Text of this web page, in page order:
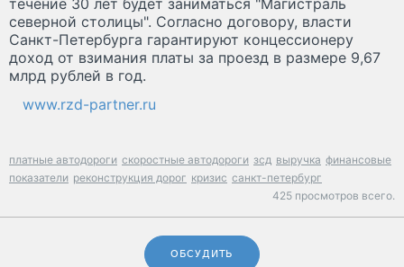
течение 30 лет будет заниматься "Магистраль
северной столицы". Согласно договору, власти
Санкт-Петербурга гарантируют концессионеру
доход от взимания платы за проезд в размере 9,67
млрд рублей в год.
www.rzd-partner.ru
платные автодороги скоростные автодороги зсд выручка финансовые
показатели реконструкция дорог кризис санкт-петербург
425 просмотров всего.
ОБСУДИТЬ